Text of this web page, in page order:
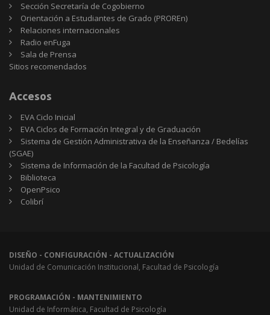
Sección Secretaría de Cogobierno
Orientación a Estudiantes de Grado (PROREn)
Relaciones internacionales
Radio enFuga
Sala de Prensa
Sitios
Sitios recomendados
Accesos
EVA Ciclo Inicial
EVA Ciclos de Formación Integral y de Graduación
Sistema de Gestión Administrativa de la Enseñanza / Bedelías
(SGAE)
Sistema de Información de la Facultad de Psicología
Biblioteca
OpenPsico
Colibrí
DISEÑO - CONFIGURACIÓN - ACTUALIZACIÓN
Unidad de Comunicación Institucional, Facultad de Psicología
PROGRAMACIÓN - MANTENIMIENTO
Unidad de Informática, Facultad de Psicología